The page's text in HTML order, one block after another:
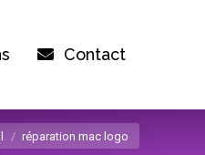
Contact
ici :
réparation mac logo